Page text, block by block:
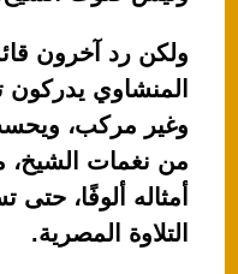
ولكن رد آخرون
المنشاوي
وغير مركب، ويحسب
من نغمات الشيخ،
أمثاله ألوفًا،
التلاوة المصرية.